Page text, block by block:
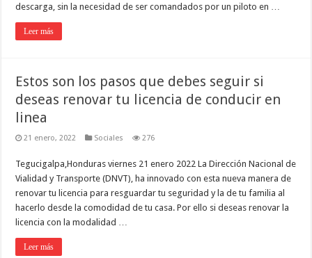
descarga, sin la necesidad de ser comandados por un piloto en …
Leer más
Estos son los pasos que debes seguir si
deseas renovar tu licencia de conducir en
linea
21 enero, 2022 Sociales 276
Tegucigalpa,Honduras viernes 21 enero 2022 La Dirección Nacional de
Vialidad y Transporte (DNVT), ha innovado con esta nueva manera de
renovar tu licencia para resguardar tu seguridad y la de tu familia al
hacerlo desde la comodidad de tu casa. Por ello si deseas renovar la
licencia con la modalidad …
Leer más